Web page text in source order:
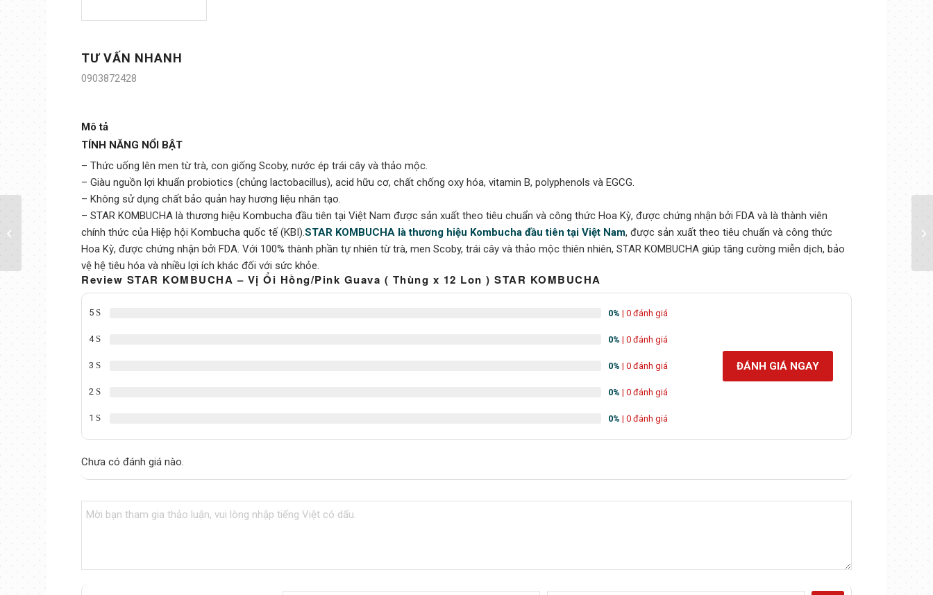
TƯ VẤN NHANH
0903872428
Mô tả
TÍNH NĂNG NỔI BẬT
– Thức uống lên men từ trà, con giống Scoby, nước ép trái cây và thảo mộc.
– Giàu nguồn lợi khuẩn probiotics (chủng lactobacillus), acid hữu cơ, chất chống oxy hóa, vitamin B, polyphenols và EGCG.
– Không sử dụng chất bảo quản hay hương liệu nhân tạo.
– STAR KOMBUCHA là thương hiệu Kombucha đầu tiên tại Việt Nam được sản xuất theo tiêu chuẩn và công thức Hoa Kỳ, được chứng nhận bởi FDA và là thành viên
chính thức của Hiệp hội Kombucha quốc tế (KBI).STAR KOMBUCHA là thương hiệu Kombucha đầu tiên tại Việt Nam, được sản xuất theo tiêu chuẩn và công thức
Hoa Kỳ, được chứng nhận bởi FDA. Với 100% thành phần tự nhiên từ trà, men Scoby, trái cây và thảo mộc thiên nhiên, STAR KOMBUCHA giúp tăng cường miễn dịch, bảo
vệ hệ tiêu hóa và nhiều lợi ích khác đối với sức khỏe.
Review STAR KOMBUCHA – Vị Ổi Hồng/Pink Guava ( Thùng x 12 Lon ) STAR KOMBUCHA
5 0% | 0 đánh giá
4 0% | 0 đánh giá
3 0% | 0 đánh giá
2 0% | 0 đánh giá
1 0% | 0 đánh giá
ĐÁNH GIÁ NGAY
Chưa có đánh giá nào.
Thùng 12 lon trà STAR
KOMBUCHA Dâu Tây /